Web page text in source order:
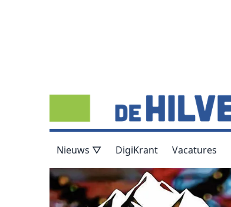
Nieuws ▽ DigiKrant Vacatures